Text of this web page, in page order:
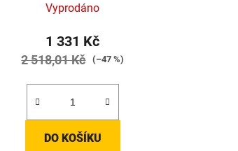
Vyprodáno
1 331 Kč
2 518,01 Kč (–47 %)
DO KOŠÍKU